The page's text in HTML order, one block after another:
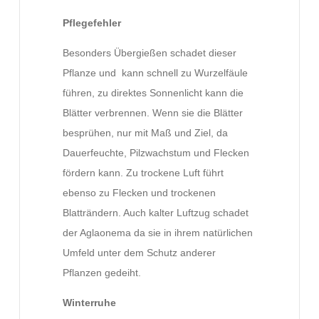
Pflegefehler
Besonders Übergießen schadet dieser
Pflanze und kann schnell zu Wurzelfäule
führen, zu direktes Sonnenlicht kann die
Blätter verbrennen. Wenn sie die Blätter
besprühen, nur mit Maß und Ziel, da
Dauerfeuchte, Pilzwachstum und Flecken
fördern kann. Zu trockene Luft führt
ebenso zu Flecken und trockenen
Blatträndern. Auch kalter Luftzug schadet
der Aglaonema da sie in ihrem natürlichen
Umfeld unter dem Schutz anderer
Pflanzen gedeiht.
Winterruhe